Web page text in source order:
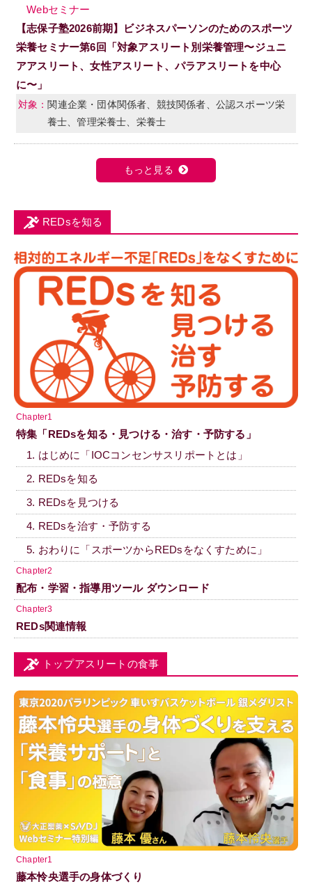
Webセミナー
【志保子塾2026前期】ビジネスパーソンのためのスポーツ
栄養セミナー第6回「対象アスリート別栄養管理〜ジュニ
アアスリート、女性アスリート、パラアスリートを中心
に〜」
関連企業・団体関係者、競技関係者、公認スポーツ栄
養士、管理栄養士、栄養士
もっと見る
REDsを知る
Chapter1
特集「REDsを知る・見つける・治す・予防する」
1. はじめに「IOCコンセンサスリポートとは」
2. REDsを知る
3. REDsを見つける
4. REDsを治す・予防する
5. おわりに「スポーツからREDsをなくすために」
Chapter2
配布・学習・指導用ツール ダウンロード
Chapter3
REDs関連情報
トップアスリートの食事
Chapter1
藤本怜央選手の身体づくり